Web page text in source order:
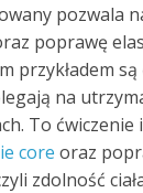
pozwala
poprawę
przykładem
na
To ćwiczenie
core oraz
zdolność